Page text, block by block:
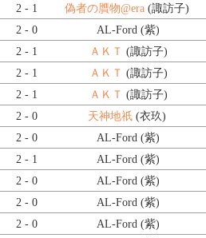
2 - 1 偽者の贋物@era (諏訪子)
2 - 0 AL-Ford (紫)
2 - 1 ＡＫＴ (諏訪子)
2 - 1 ＡＫＴ (諏訪子)
2 - 1 ＡＫＴ (諏訪子)
2 - 0 天神地祇 (衣玖)
2 - 0 AL-Ford (紫)
2 - 1 AL-Ford (紫)
2 - 0 AL-Ford (紫)
2 - 0 AL-Ford (紫)
2 - 0 AL-Ford (紫)